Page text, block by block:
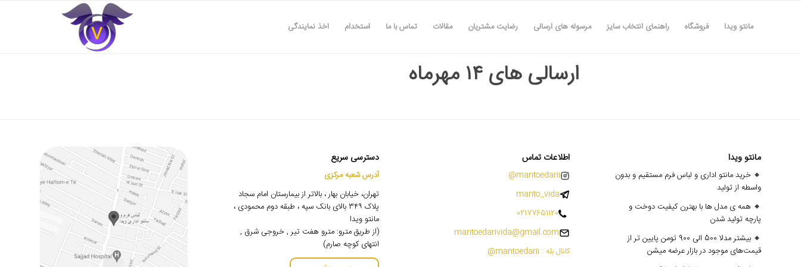
مانتو ویدا فروشگاه راهنمای انتخاب سایز مرسوله های ارسالی رضایت مشتریان مقالات تماس با ما استخدام اخذ نمایندگی
ارسالی های ۱۴ مهرماه
مانتو ویدا
🔸 خرید مانتو اداری و لباس فرم مستقیم و بدون
واسطه از تولید
🔸 همه ی مدل ها با بهترن کیفیت دوخت و
پارچه تولید شدن
🔸 بیشتر مدلا 500 الی 900 تومن پایین تر از
قیمت‌های موجود در بازار عرضه میشن
اطلاعات تماس
mantoedarii@
manto_vida
02177651120
mantoedarivida@gmail.com
کانال بله : mantoedarii@
دسترسی سریع
آدرس شعبه مرکزی
تهران، خیابان بهار ، بالاتر از بیمارستان امام سجاد
پلاک ۳۴۹ بالای بانک سپه ، طبقه دوم محمودی ،
مانتو ویدا
(از طریق مترو: مترو هفت تیر , خروجی شرق ,
انتهای کوچه صارم)